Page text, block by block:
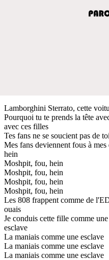
Lamborghini Sterrato, cette
Pourquoi tu te prends la tête
avec ces filles
Tes fans ne se soucient pas de
Mes fans deviennent fous à
hein
Moshpit, fou, hein
Moshpit, fou, hein
Moshpit, fou, hein
Moshpit, fou, hein
Les 808 frappent comme de
ouais
Je conduis cette fille comme
esclave
La maniais comme une esclave
La maniais comme une esclave
La maniais comme une esclave